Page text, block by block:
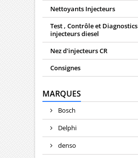
Nettoyants Injecteurs
Test , Contrôle et Diagnostics
injecteurs diesel
Nez d'injecteurs CR
Consignes
MARQUES
Bosch
Delphi
denso